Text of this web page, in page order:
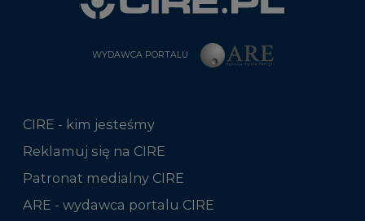
WYDAWCA PORTALU
CIRE - kim jesteśmy
Reklamuj się na CIRE
Patronat medialny CIRE
ARE - wydawca portalu CIRE